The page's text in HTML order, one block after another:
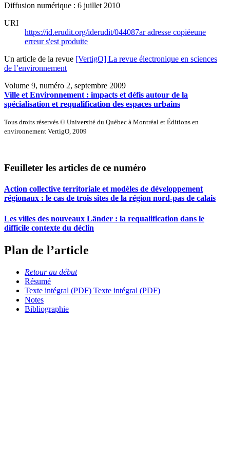
Diffusion numérique : 6 juillet 2010
URI
https://id.erudit.org/iderudit/044087aradresse copiéeune
erreur s'est produite
Un article de la revue [VertigO] La revue électronique en sciences
de l’environnement
Volume 9, numéro 2, septembre 2009
Ville et Environnement : impacts et défis autour de la
spécialisation et requalification des espaces urbains
Tous droits réservés © Université du Québec à Montréal et Éditions en
environnement VertigO, 2009
Feuilleter les articles de ce numéro
Action collective territoriale et modèles de développement
régionaux : le cas de trois sites de la région nord-pas de calais
Les villes des nouveaux Länder : la requalification dans le
difficile contexte du déclin
Plan de l’article
Retour au début
Résumé
Texte intégral (PDF) Texte intégral (PDF)
Notes
Bibliographie